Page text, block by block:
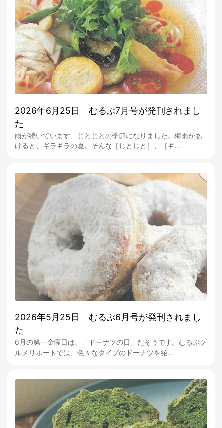
2026年6月25日 むるぶ7月号が発刊されまし
た
雨が続いています、じとじとの季節になりました。梅雨があ
けると、ギラギラの夏。そんな［じとじと］、［ギ...
2026年5月25日 むるぶ6月号が発刊されまし
た
6月の第一金曜日は、「ドーナツの日」だそうです。むるぶグ
ルメリポートでは、色々なタイプのドーナツを紹...